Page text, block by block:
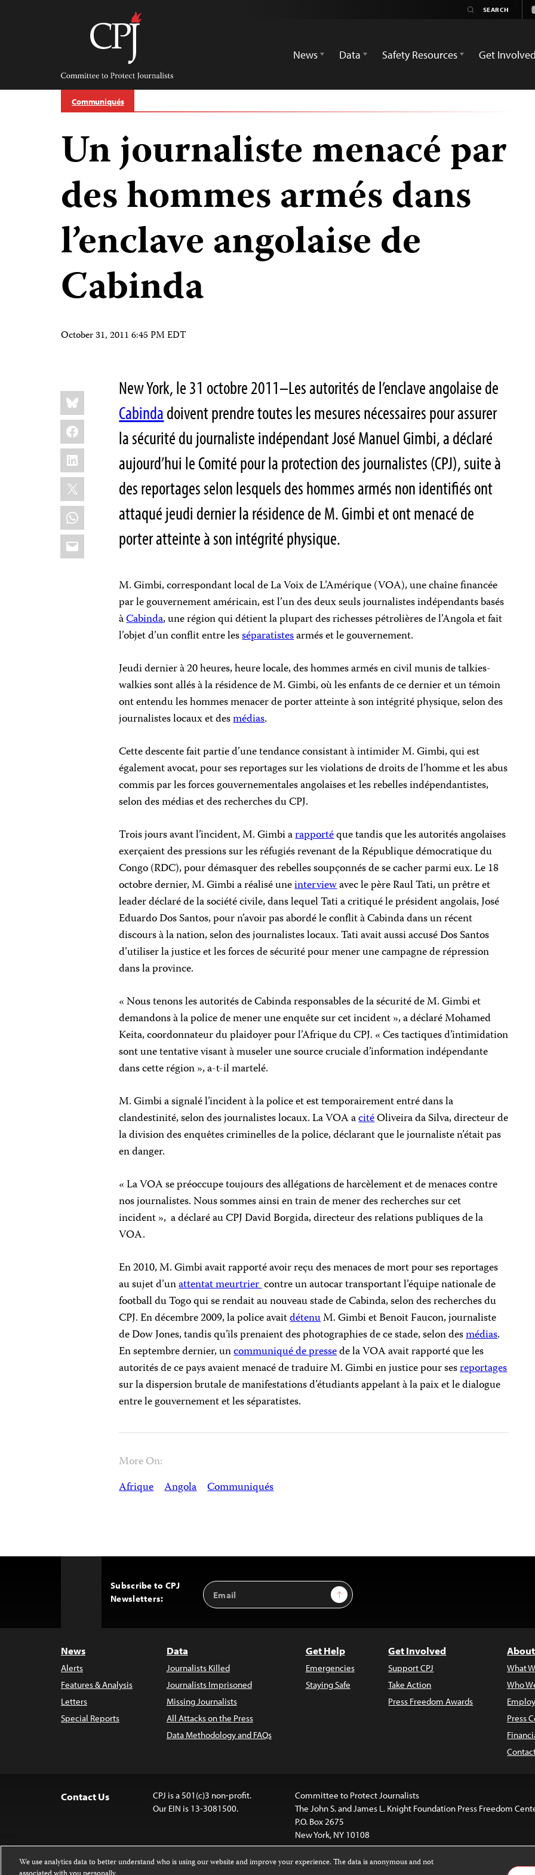
Committee
Protect
Journalists
News
Data Safety Resources Get Involved
Communiqués
Un journaliste menacé par
des hommes armés dans
l’enclave angolaise de
Cabinda
October 31, 2011 6:45 PM EDT
Share
this:
Bluesky
Facebook
LinkedIn
X
WhatsApp
Email
New York, le 31 octobre 2011–Les autorités de l’enclave angolaise de
Cabindadoivent prendre toutes les mesures nécessaires pour assurer
la sécurité du journaliste indépendant José Manuel Gimbi, a déclaré
aujourd’hui le Comité pour la protection des journalistes (CPJ), suite à
des reportages selon lesquels des hommes armés non identifiés ont
attaqué jeudi dernier la résidence de M. Gimbi et ont menacé de
porter atteinte à son intégrité physique.
M. Gimbi, correspondant local de La Voix de L’Amérique (VOA), une chaîne financée
par le gouvernement américain, est l’un des deux seuls journalistes indépendants basés
àCabinda, une région qui détient la plupart des richesses pétrolières de l’Angola et fait
l’objet d’un conflit entre lesséparatistesarmés et le gouvernement.
Jeudi dernier à 20 heures, heure locale, des hommes armés en civil munis de talkies-
walkies sont allés à la résidence de M. Gimbi, où les enfants de ce dernier et un témoin
ont entendu les hommes menacer de porter atteinte à son intégrité physique, selon des
journalistes locaux et desmédias.
Cette descente fait partie d’une tendance consistant à intimider M. Gimbi, qui est
également avocat, pour ses reportages sur les violations de droits de l’homme et les abus
commis par les forces gouvernementales angolaises et les rebelles indépendantistes,
selon des médias et des recherches du CPJ.
Trois jours avant l’incident, M. Gimbi arapportéque tandis que les autorités angolaises
exerçaient des pressions sur les réfugiés revenant de la République démocratique du
Congo (RDC), pour démasquer des rebelles soupçonnés de se cacher parmi eux. Le 18
octobre dernier, M. Gimbi a réalisé uneinterviewavec le père Raul Tati, un prêtre et
leader déclaré de la société civile, dans lequel Tati a critiqué le président angolais, José
Eduardo Dos Santos, pour n’avoir pas abordé le conflit à Cabinda dans un récent
discours à la nation, selon des journalistes locaux. Tati avait aussi accusé Dos Santos
d’utiliser la justice et les forces de sécurité pour mener une campagne de répression
dans la province.
« Nous tenons les autorités de Cabinda responsables de la sécurité de M. Gimbi et
demandons à la police de mener une enquête sur cet incident », a déclaré Mohamed
Keita, coordonnateur du plaidoyer pour l’Afrique du CPJ. « Ces tactiques d’intimidation
sont une tentative visant à museler une source cruciale d’information indépendante
dans cette région », a-t-il martelé.
M. Gimbi a signalé l’incident à la police et est temporairement entré dans la
clandestinité, selon des journalistes locaux. La VOA acitéOliveira da Silva, directeur de
la division des enquêtes criminelles de la police, déclarant que le journaliste n’était pas
en danger.
« La VOA se préoccupe toujours des allégations de harcèlement et de menaces contre
nos journalistes. Nous sommes ainsi en train de mener des recherches sur cet
incident », a déclaré au CPJ David Borgida, directeur des relations publiques de la
VOA.
En 2010, M. Gimbi avait rapporté avoir reçu des menaces de mort pour ses reportages
au sujet d’unattentat meurtriercontre un autocar transportant l’équipe nationale de
football du Togo qui se rendait au nouveau stade de Cabinda, selon des recherches du
CPJ. En décembre 2009, la police avaitdétenuM. Gimbi et Benoit Faucon, journaliste
de Dow Jones, tandis qu’ils prenaient des photographies de ce stade, selon desmédias.
En septembre dernier, uncommuniqué de pressede la VOA avait rapporté que les
autorités de ce pays avaient menacé de traduire M. Gimbi en justice pour sesreportages
sur la dispersion brutale de manifestations d’étudiants appelant à la paix et le dialogue
entre le gouvernement et les séparatistes.
More On:
Afrique Angola Communiqués
Subscribe to CPJ
Newsletters:
Email
Address
Sign Up
News
Alerts
Features & Analysis
Letters
Special Reports
Data
Journalists Killed
Journalists Imprisoned
Missing Journalists
All Attacks on the Press
Data Methodology and FAQs
Get Help
Emergencies
Staying Safe
Get Involved
Support CPJ
Take Action
Press Freedom Awards
What
Who
Press
Contact Us
CPJ is a 501(c)3 non-profit.
Our EIN is 13-3081500.
Committee to Protect Journalists
The John S. and James L. Knight Foundation Press Freedom
P.O. Box 2675
New York, NY 10108
We use analytics data to better understand who is using our website and improve your experience. The data is anonymous and not